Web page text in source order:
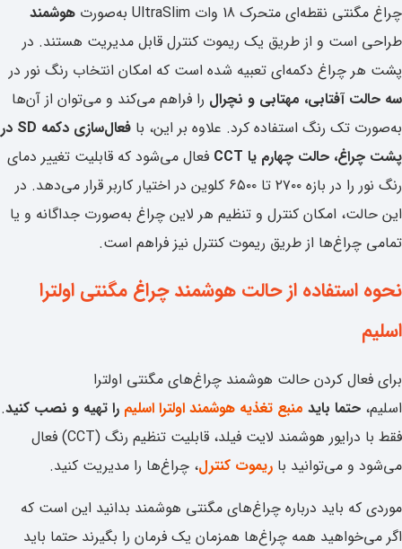
چراغ مگنتی نقطه‌ای متحرک 18 وات UltraSlim به‌صورت
هوشمند
طراحی است و از طریق یک ریموت کنترل قابل مدیریت هستند. در
پشت هر چراغ دکمه‌ای تعبیه شده است که امکان انتخاب رنگ نور در
سه حالت آفتابی، مهتابی و نچرال را فراهم می‌کند و می‌توان از آن‌ها
به‌صورت تک رنگ استفاده کرد. علاوه بر این، با
فعال‌سازی دکمه SD در
پشت چراغ، حالت چهارم یا CCT
فعال می‌شود که قابلیت تغییر دمای
رنگ نور را در بازه ۲۷۰۰ تا ۶۵۰۰ کلوین در اختیار کاربر قرار می‌دهد. در
این حالت، امکان کنترل و تنظیم هر لاین چراغ به‌صورت جداگانه و یا
تمامی چراغ‌ها از طریق ریموت کنترل نیز فراهم است.
نحوه استفاده از حالت هوشمند چراغ مگنتی اولترا
اسلیم
برای فعال کردن حالت هوشمند چراغ‌های مگنتی اولترا
اسلیم، حتما باید منبع تغذیه هوشمند اولترا اسلیم را تهیه و نصب کنید.
فقط با درایور هوشمند لایت فیلد، قابلیت تنظیم رنگ (CCT) فعال
می‌شود و می‌توانید با ریموت کنترل، چراغ‌ها را مدیریت کنید.
موردی که باید درباره چراغ‌های مگنتی هوشمند بدانید این است که
اگر می‌خواهید همه چراغ‌ها همزمان یک فرمان را بگیرند حتما باید